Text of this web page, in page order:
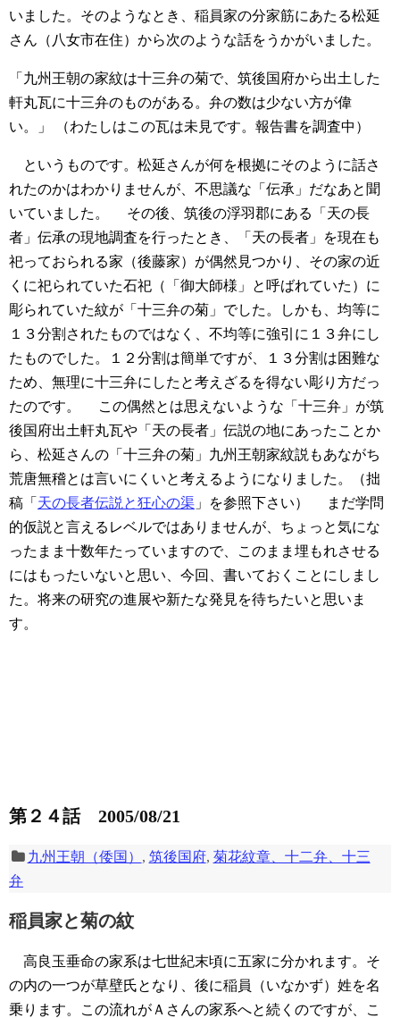
いました。そのようなとき、稲員家の分家筋にあたる松延
さん（八女市在住）から次のような話をうかがいました。
「九州王朝の家紋は十三弁の菊で、筑後国府から出土した
軒丸瓦に十三弁のものがある。弁の数は少ない方が偉
い。」
（わたしはこの瓦は未見です。報告書を調査中）
というものです。松延さんが何を根拠にそのように話さ
れたのかはわかりませんが、不思議な「伝承」だなあと聞
いていました。
その後、筑後の浮羽郡にある「天の長
者」伝承の現地調査を行ったとき、「天の長者」を現在も
祀っておられる家（後藤家）が偶然見つかり、その家の近
くに祀られていた石祀（「御大師様」と呼ばれていた）に
彫られていた紋が「十三弁の菊」でした。しかも、均等に
１３分割されたものではなく、不均等に強引に１３弁にし
たものでした。１２分割は簡単ですが、１３分割は困難な
ため、無理に十三弁にしたと考えざるを得ない彫り方だっ
たのです。
この偶然とは思えないような「十三弁」が筑
後国府出土軒丸瓦や「天の長者」伝説の地にあったことか
ら、松延さんの「十三弁の菊」九州王朝家紋説もあながち
荒唐無稽とは言いにくいと考えるようになりました。（拙
稿「 天の長者伝説と狂心の渠 」を参照下さい）
まだ学問
的仮説と言えるレベルではありませんが、ちょっと気にな
ったまま十数年たっていますので、このまま埋もれさせる
にはもったいないと思い、今回、書いておくことにしまし
た。将来の研究の進展や新たな発見を待ちたいと思いま
す。
第２４話 2005/08/21
九州王朝（倭国） , 筑後国府, 菊花紋章、十二弁、十三
弁
稲員家と菊の紋
高良玉垂命の家系は七世紀末頃に五家に分かれます。そ
の内の一つが草壁氏となり、後に稲員（いなかず）姓を名
乗ります。この流れがＡさんの家系へと続くのですが、こ